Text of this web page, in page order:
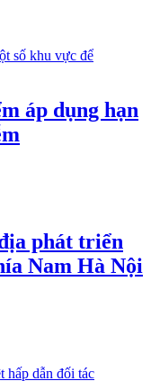
áp dụng hạn
phát triển
Nam Hà Nội